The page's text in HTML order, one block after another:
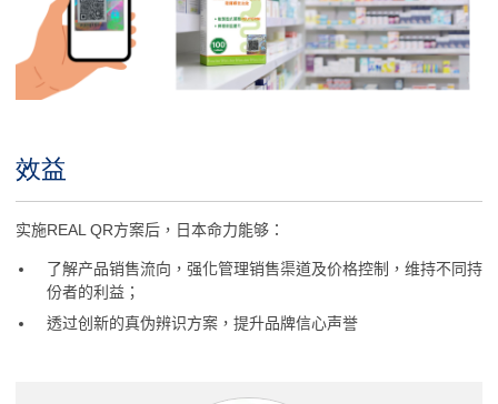
Title
效益
Body
实施REAL QR方案后，日本命力能够：
了解产品销售流向，强化管理销售渠道及价格控制，维持不同持
份者的利益；
透过创新的真伪辨识方案，提升品牌信心声誉